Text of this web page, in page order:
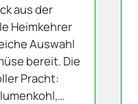
aus der
Heimkehrer
Auswahl
bereit. Die
Pracht: